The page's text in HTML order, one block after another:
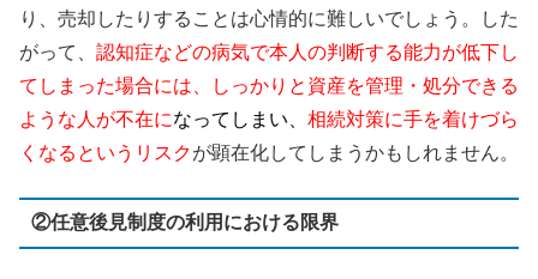
り、売却したりすることは心情的に難しいでしょう。した
がって、 認知症などの病気で本人の判断する能力が低下し
てしまった場合には、しっかりと資産を管理・処分できる
ような人が不在になってしまい、 相続対策に手を着けづら
くなるというリスクが顕在化してしまうかもしれません。
②任意後見制度の利用における限界